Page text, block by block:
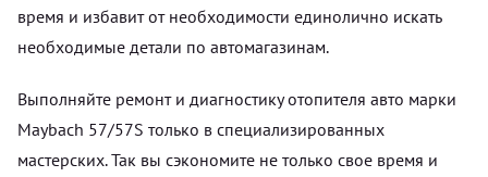
время и избавит от необходимости единолично искать
необходимые детали по автомагазинам.
Выполняйте ремонт и диагностику отопителя авто марки
Maybach 57/57S только в специализированных
мастерских. Так вы сэкономите не только свое время и